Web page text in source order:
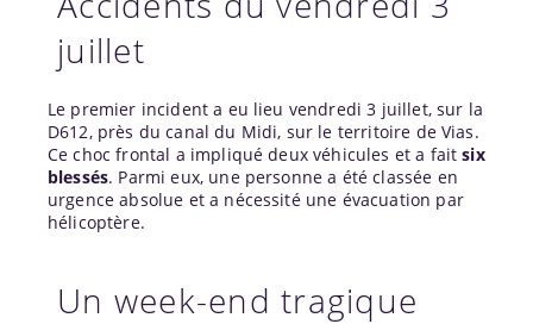
juillet
Le premier incident a eu lieu vendredi 3 juillet, sur la
D612, près du canal du Midi, sur le territoire de Vias.
Ce choc frontal a impliqué deux véhicules et a faitsix
blessés. Parmi eux, une personne a été classée en
urgence absolue et a nécessité une évacuation par
hélicoptère.
Un week-end tragique